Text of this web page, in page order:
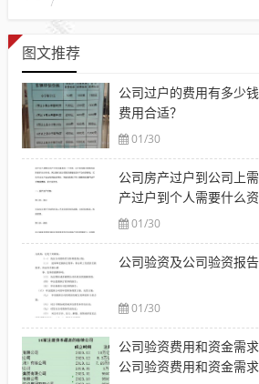
图文推荐
公司过户的费用有多少
费用合适？
01/30
公司房产过户到公司上
产过户到个人需要什么
01/30
公司验资及公司验资报
01/30
公司验资费用和资金需
公司验资费用和资金需求